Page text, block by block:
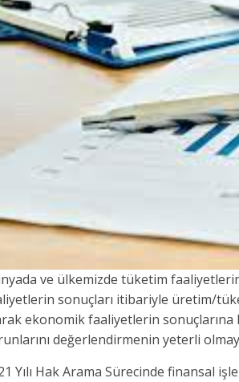
ve ülkemizde tüketim
sonuçları itibariyle üretim/
ekonomik faaliyetlerin
değerlendirmenin yeterli
Yılı Hak Arama Sürecinde finansal